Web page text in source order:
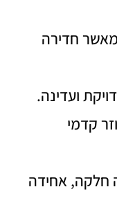
מאשר חדירה
ועדינה.
קדמי
חלקה, אחידה